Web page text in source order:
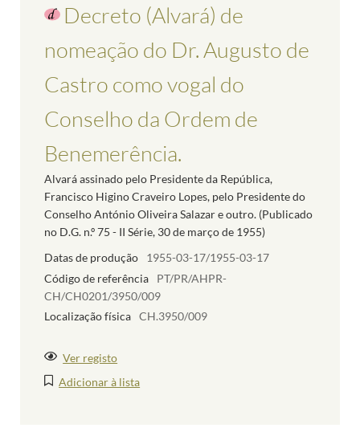
Decreto (Alvará) de
nomeação do Dr. Augusto de
Castro como vogal do
Conselho da Ordem de
Benemerência.
Alvará assinado pelo Presidente da República,
Francisco Higino Craveiro Lopes, pelo Presidente do
Conselho António Oliveira Salazar e outro. (Publicado
no D.G. n.º 75 - II Série, 30 de março de 1955)
Datas de produção
1955-03-17/1955-03-17
Código de referência
PT/PR/AHPR-
CH/CH0201/3950/009
Localização física CH.3950/009
Ver registo
Adicionar à lista